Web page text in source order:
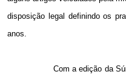
disposição legal definindo os
anos.
Com a edição da